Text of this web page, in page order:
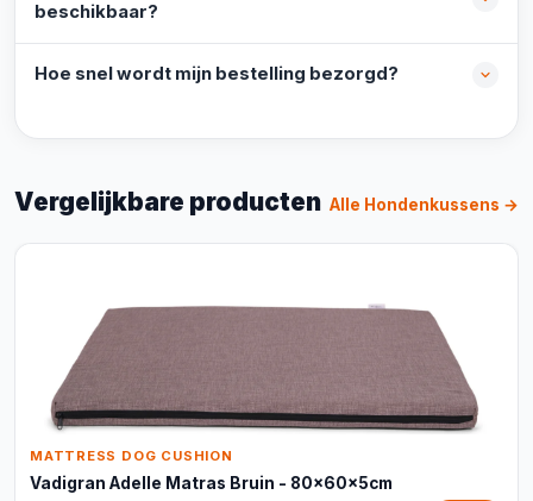
beschikbaar?
Hoe snel wordt mijn bestelling bezorgd?
Vergelijkbare producten Alle Hondenkussens →
MATTRESS DOG CUSHION
Vadigran Adelle Matras Bruin - 80x60x5cm